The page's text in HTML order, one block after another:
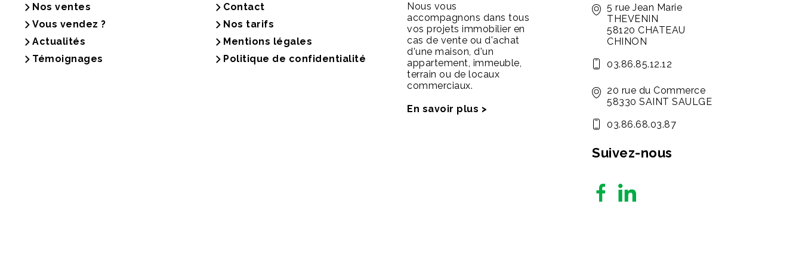
Nos ventes
Vous vendez ?
Actualités
Témoignages
Contact
Nos tarifs
Mentions légales
Politique de confidentialité
Nous vous
accompagnons dans tous
vos projets immobilier en
cas de vente ou d'achat
d'une maison, d'un
appartement, immeuble,
terrain ou de locaux
commerciaux.
En savoir plus >
5 rue Jean Marie
THEVENIN
58120 CHATEAU
CHINON
03.86.85.12.12
20 rue du Commerce
58330 SAINT SAULGE
03.86.68.03.87
Suivez-nous